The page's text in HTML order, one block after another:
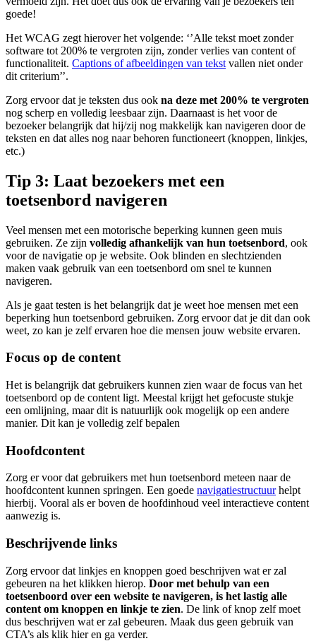
goede!
Het WCAG zegt hierover het volgende: ‘’Alle tekst moet zonder
software tot 200% te vergroten zijn, zonder verlies van content of
functionaliteit. Captions of afbeeldingen van tekst vallen niet onder
dit criterium’’.
Zorg ervoor dat je teksten dus ook na deze met 200% te vergroten
nog scherp en volledig leesbaar zijn. Daarnaast is het voor de
bezoeker belangrijk dat hij/zij nog makkelijk kan navigeren door de
teksten en dat alles nog naar behoren functioneert (knoppen, linkjes,
etc.)
Tip 3: Laat bezoekers met een
toetsenbord navigeren
Veel mensen met een motorische beperking kunnen geen muis
gebruiken. Ze zijn volledig afhankelijk van hun toetsenbord, ook
voor de navigatie op je website. Ook blinden en slechtzienden
maken vaak gebruik van een toetsenbord om snel te kunnen
navigeren.
Als je gaat testen is het belangrijk dat je weet hoe mensen met een
beperking hun toetsenbord gebruiken. Zorg ervoor dat je dit dan ook
weet, zo kan je zelf ervaren hoe die mensen jouw website ervaren.
Focus op de content
Het is belangrijk dat gebruikers kunnen zien waar de focus van het
toetsenbord op de content ligt. Meestal krijgt het gefocuste stukje
een omlijning, maar dit is natuurlijk ook mogelijk op een andere
manier. Dit kan je volledig zelf bepalen
Hoofdcontent
Zorg er voor dat gebruikers met hun toetsenbord meteen naar de
hoofdcontent kunnen springen. Een goede navigatiestructuurhelpt
hierbij. Vooral als er boven de hoofdinhoud veel interactieve content
aanwezig is.
Beschrijvende links
Zorg ervoor dat linkjes en knoppen goed beschrijven wat er zal
gebeuren na het klikken hierop. Door met behulp van een
toetsenboord over een website te navigeren, is het lastig alle
content om knoppen en linkje te zien. De link of knop zelf moet
dus beschrijven wat er zal gebeuren. Maak dus geen gebruik van
CTA’s als klik hier en ga verder.